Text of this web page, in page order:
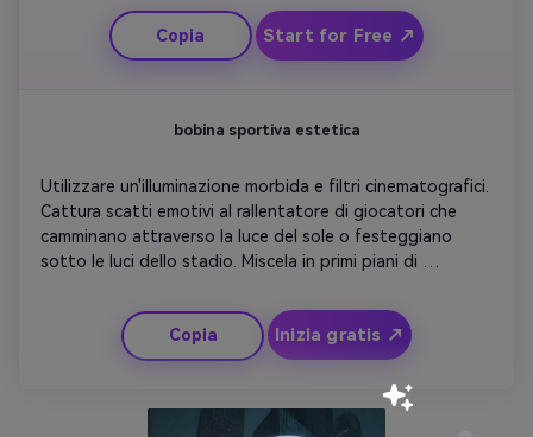
schermo diviso. Includi didascalie riguardanti il ritaglio e il
miglioramento automatici. Concludi con l'esportazione
finale che mostra vibranti motion visuals pronti per la
Copia Start for Free ↗
bobina sportiva estetica
Utilizzare un'illuminazione morbida e filtri cinematografici.
Cattura scatti emotivi al rallentatore di giocatori che
camminano attraverso la luce del sole o festeggiano
sotto le luci dello stadio. Miscela in primi piani di
particelle di polvere nell'aria. Sincronizza con ambient
lounge track per un effetto emotivo. Finisci con una
semplice sovrapposizione di testo 'Lo spirito del gioco'.
Copia Inizia gratis ↗